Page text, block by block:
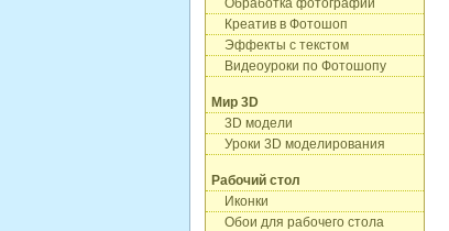
Обработка фотографий
Креатив в Фотошоп
Эффекты с текстом
Видеоуроки по Фотошопу
Мир 3D
3D модели
Уроки 3D моделирования
Рабочий стол
Иконки
Обои для рабочего стола